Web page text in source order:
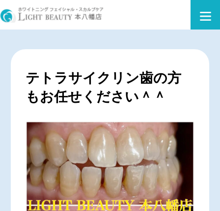
テトラサイクリン歯の方
もお任せください＾＾